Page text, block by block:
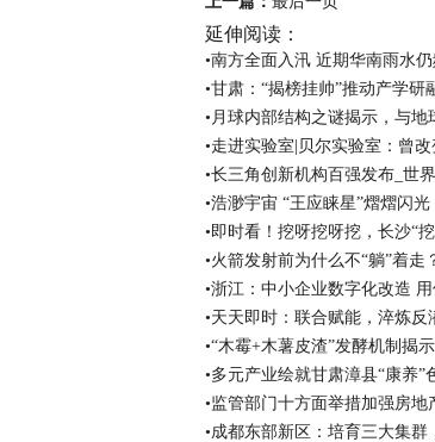
延伸阅读：
•南方全面入汛 近期华南雨水
•甘肃：“揭榜挂帅”推动产学研
•月球内部结构之谜揭示，与地
•走进实验室|贝尔实验室：曾
•长三角创新机构百强发布_世
•浩渺宇宙 “王应睐星”熠熠闪光
•即时看！挖呀挖呀挖，长沙“
•火箭发射前为什么不“躺”着走
•浙江：中小企业数字化改造
•天天即时：联合赋能，淬炼
•“木霉+木薯皮渣”发酵机制揭
•多元产业绘就甘肃漳县“康养”
•监管部门十方面举措加强房地
•成都东部新区：培育三大集群